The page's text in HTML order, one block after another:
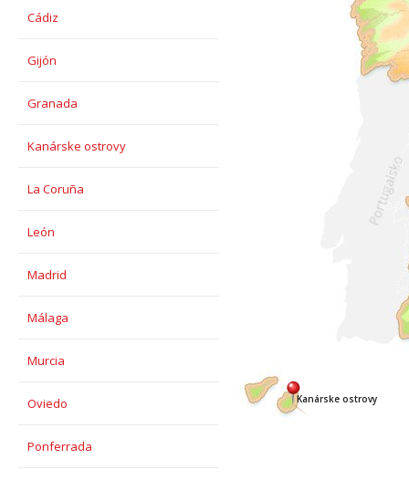
Kanárske ostrovy
Cádiz
Gijón
Granada
Kanárske ostrovy
La Coruña
León
Madrid
Málaga
Murcia
Oviedo
Ponferrada